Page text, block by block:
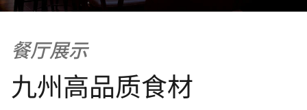
餐厅展示
九州高品质食材